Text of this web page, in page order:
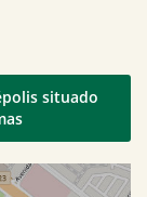
situado